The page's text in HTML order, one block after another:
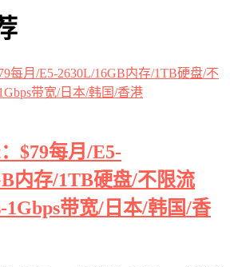
$79每月/E5-
内存/1TB硬盘/不限流
1Gbps带宽/日本/韩国/香